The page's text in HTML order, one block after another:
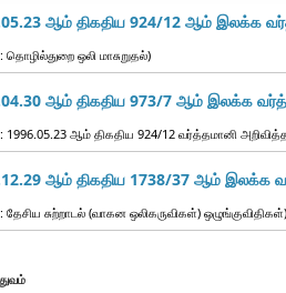
ஆம் திகதிய 924/12 ஆம் இலக்க
தொழில்துறை ஒலி மாசுறுதல்)
ஆம் திகதிய 973/7 ஆம் இலக்க
1996.05.23 ஆம் திகதிய 924/12 வர்த்தமானி
ஆம் திகதிய 1738/37 ஆம் இலக்க
தேசிய சுற்றாடல் (வாகன ஒலிகருவிகள்) ஒழுங்குவிதிகள்)